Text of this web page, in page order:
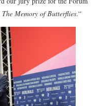
The Memory of Butterflies.“